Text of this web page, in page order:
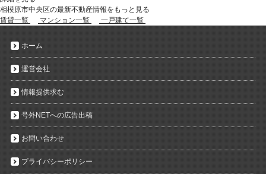
相模原市中央区の最新不動産情報をもっと見る
賃貸一覧
マンション一覧 一戸建て一覧
ホーム
運営会社
情報提供求む
号外NETへの広告出稿
お問い合わせ
プライバシーポリシー